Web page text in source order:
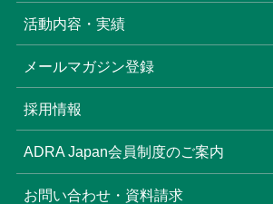
(6)
活動内容・実績
メールマガジン登録
採用情報
ADRA Japan会員制度のご案内
お問い合わせ・資料請求